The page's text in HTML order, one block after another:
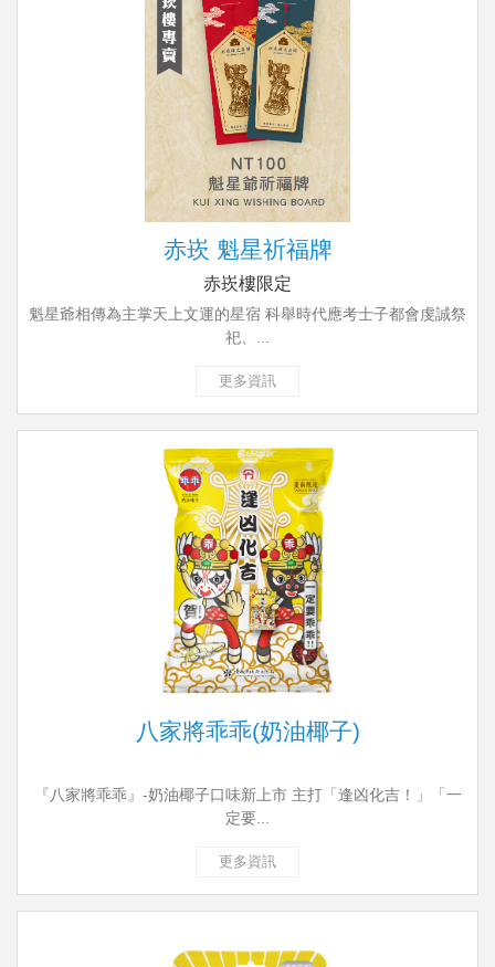
赤崁 魁星祈福牌
赤崁樓限定
魁星爺相傳為主掌天上文運的星宿 科舉時代應考士子都會虔誠祭
祀、...
更多資訊
八家將乖乖(奶油椰子)
『八家將乖乖』-奶油椰子口味新上市 主打「逢凶化吉！」「一
定要...
更多資訊